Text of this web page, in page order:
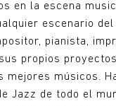
en la escena
escenario
pianista,
propios
músicos.
Jazz de todo el